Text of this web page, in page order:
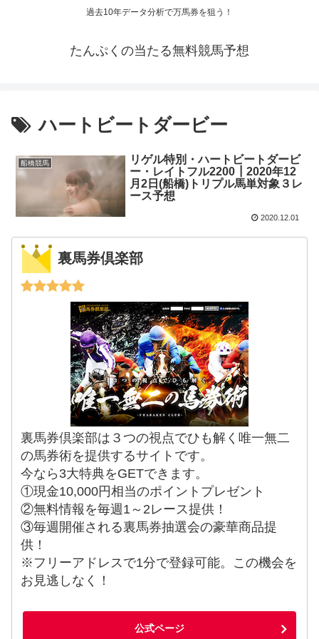
過去10年データ分析で万馬券を狙う！
たんぷくの当たる無料競馬予想
ハートビートダービー
船橋競馬
リゲル特別・ハートビートダービ
ー・レイトフル2200┃2020年12
月2日(船橋)トリプル馬単対象３レ
ース予想
2020.12.01
裏馬券倶楽部
裏馬券倶楽部は３つの視点でひも解く唯一無二
の馬券術を提供するサイトです。
今なら3大特典をGETできます。
①現金10,000円相当のポイントプレゼント
②無料情報を毎週1～2レース提供！
③毎週開催される裏馬券抽選会の豪華商品提
供！
※フリーアドレスで1分で登録可能。この機会を
お見逃しなく！
公式ページ